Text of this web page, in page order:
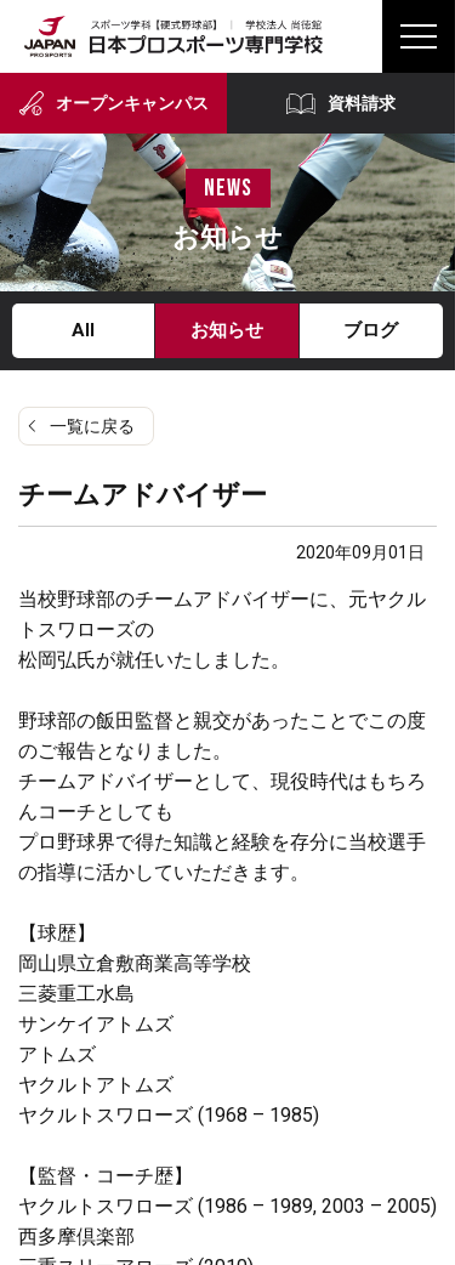
オープンキャンパス 資料請求
news
お知らせ
All お知らせ ブログ
一覧に戻る
チームアドバイザー
2020年09月01日
当校野球部のチームアドバイザーに、元ヤクル
トスワローズの
松岡弘氏が就任いたしました。
野球部の飯田監督と親交があったことでこの度
のご報告となりました。
チームアドバイザーとして、現役時代はもちろ
んコーチとしても
プロ野球界で得た知識と経験を存分に当校選手
の指導に活かしていただきます。
【球歴】
岡山県立倉敷商業高等学校
三菱重工水島
サンケイアトムズ
アトムズ
ヤクルトアトムズ
ヤクルトスワローズ (1968 – 1985)
【監督・コーチ歴】
ヤクルトスワローズ (1986 – 1989, 2003 – 2005)
西多摩倶楽部